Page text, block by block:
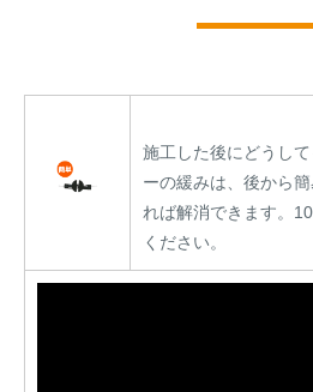
施工した後にどうし
ーの緩みは、後から
れば解消できます。
ください。